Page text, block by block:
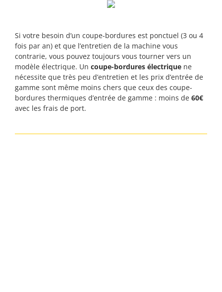
Si votre besoin d’un coupe-bordures est ponctuel (3 ou 4
fois par an) et que l’entretien de la machine vous
contrarie, vous pouvez toujours vous tourner vers un
modèle électrique. Un coupe-bordures électrique ne
nécessite que très peu d’entretien et les prix d’entrée de
gamme sont même moins chers que ceux des coupe-
bordures thermiques d’entrée de gamme : moins de 60€
avec les frais de port.